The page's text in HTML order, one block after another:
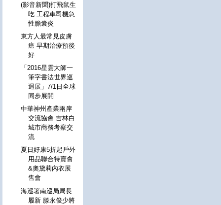
(影音新聞)打飛鼠生
吃 工程車司機急
性膽囊炎
東方人最常見皮膚
癌 早期治療預後
好
「2016星雲大師一
筆字書法世界巡
迴展」7/1日全球
同步展開
中華神州產業兩岸
交流協會 吉林白
城市商務考察交
流
夏日好康5折起戶外
用品聯合特賣會
&奧黛莉內衣展
售會
海巡署南巡局局長
履新 滕永俊少將